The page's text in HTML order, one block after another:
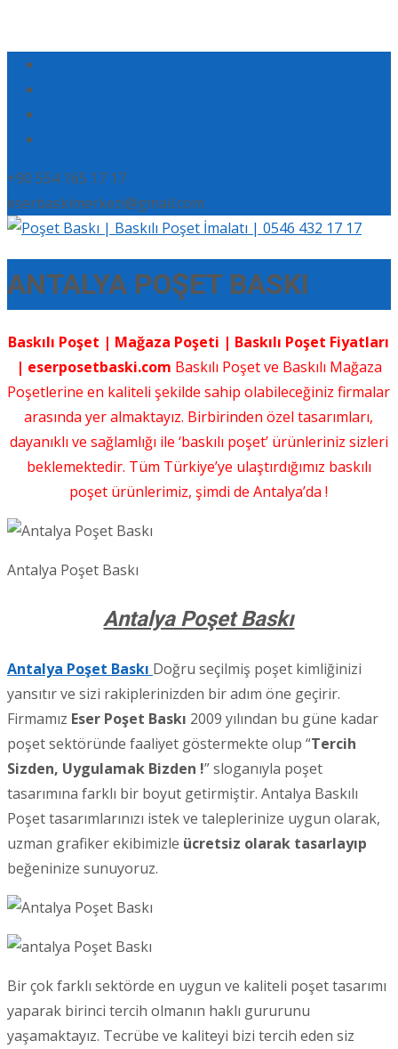
+90 554 165 17 17
eserbaskimerkezi@gmail.com
ANTALYA POŞET BASKI
Baskılı Poşet | Mağaza Poşeti | Baskılı Poşet Fiyatları
| eserposetbaski.com Baskılı Poşet ve Baskılı Mağaza
Poşetlerine en kaliteli şekilde sahip olabileceğiniz firmalar
arasında yer almaktayız. Birbirinden özel tasarımları,
dayanıklı ve sağlamlığı ile ‘baskılı poşet’ ürünleriniz sizleri
beklemektedir. Tüm Türkiye’ye ulaştırdığımız baskılı
poşet ürünlerimiz, şimdi de Antalya’da !
Antalya Poşet Baskı
Antalya Poşet Baskı
Antalya Poşet Baskı Doğru seçilmiş poşet kimliğinizi
yansıtır ve sizi rakiplerinizden bir adım öne geçirir.
Firmamız Eser Poşet Baskı 2009 yılından bu güne kadar
poşet sektöründe faaliyet göstermekte olup “Tercih
Sizden, Uygulamak Bizden !” sloganıyla poşet
tasarımına farklı bir boyut getirmiştir. Antalya Baskılı
Poşet tasarımlarınızı istek ve taleplerinize uygun olarak,
uzman grafiker ekibimizle ücretsiz olarak tasarlayıp
beğeninize sunuyoruz.
Bir çok farklı sektörde en uygun ve kaliteli poşet tasarımı
yaparak birinci tercih olmanın haklı gururunu
yaşamaktayız. Tecrübe ve kaliteyi bizi tercih eden siz